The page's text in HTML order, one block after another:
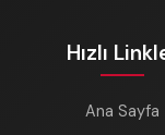
Hızlı
Ana Sayfa